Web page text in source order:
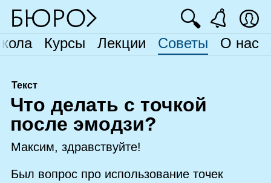
Курсы Лекции Советы О нас
🔍
Текст
Что делать с точкой
после эмодзи?
Максим, здравствуйте!
Был вопрос про использование точек